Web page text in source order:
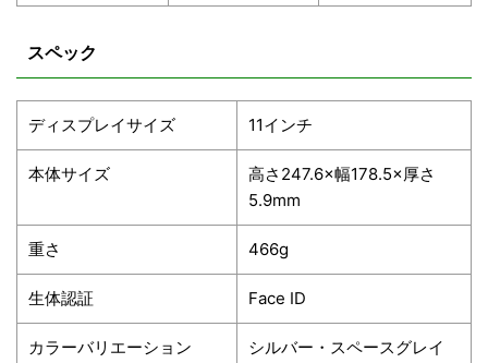
スペック
ディスプレイサイズ 11インチ
本体サイズ
高さ247.6×幅178.5×厚さ
5.9mm
重さ 466g
生体認証 Face ID
カラーバリエーション シルバー・スペースグレイ